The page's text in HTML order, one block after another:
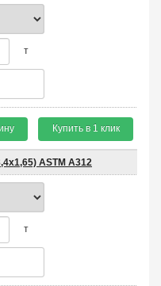
т
Купить в 1 клик
ASTM A312
т